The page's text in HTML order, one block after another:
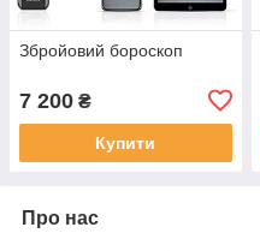
Збройовий бороскоп
7 200 ₴
Купити
Про нас